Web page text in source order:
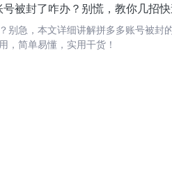
被封了咋办？别慌，教你几招快
别急，本文详细讲解拼多多账号被封
，简单易懂，实用干货！